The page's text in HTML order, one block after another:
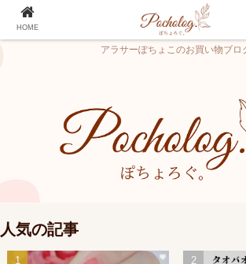
アラサーぽちょこのお買い物ブロ
人気の記事
HOME